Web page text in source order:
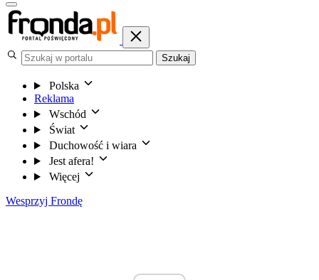
Szukaj
Polska
Reklama
Wschód
Świat
Duchowość i wiara
Jest afera!
Więcej
Wesprzyj Frondę